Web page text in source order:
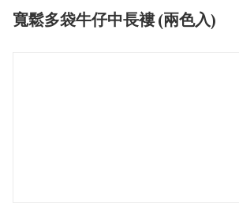
寬鬆多袋牛仔中長褸 (兩色入)